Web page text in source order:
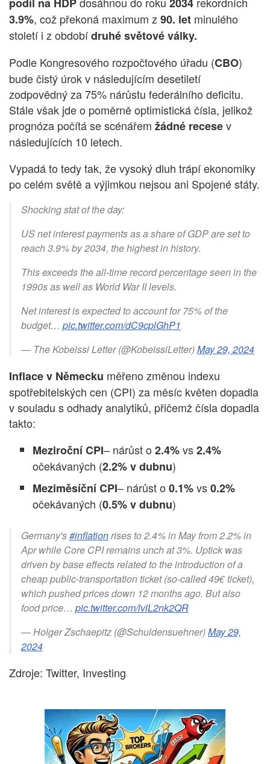
podíl na HDP 2034
3.9%, což překoná maximum z90. let minulého
století i z obdobídruhé světové války.
Podle Kongresového rozpočtového úřadu (CBO)
bude čistý úrok v následujícím desetiletí
zodpovědný za 75% nárůstu federálního deficitu.
Stále však jde o poměrně optimistická čísla, jelikož
prognóza počítá se scénářem žádné recesev
následujících 10 letech.
Vypadá to tedy tak, že vysoký dluh trápí ekonomiky
po celém světě a výjimkou nejsou ani Spojené státy.
Shocking stat of the day:
US net interest payments as a share of GDP are set to
reach 3.9% by 2034, the highest in history.
This exceeds the all-time record percentage seen in the
1990s as well as World War II levels.
Net interest is expected to account for 75% of the
budget… pic.twitter.com/dC9cplGhP1
— The Kobeissi Letter (@KobeissiLetter)May 29, 2024
Inflace v Německu měřeno změnou indexu
spotřebitelských cen (CPI) za měsíc květen dopadla
v souladu s odhady analytiků, přičemž čísla dopadla
takto:
Meziroční CPI– nárůst o 2.4%vs2.4%
očekávaných (2.2% v dubnu)
Meziměsíční CPI– nárůst o 0.1%vs0.2%
očekávaných (0.5% v dubnu)
Germany's#inflationrises to 2.4% in May from 2.2% in
Apr while Core CPI remains unch at 3%. Uptick was
driven by base effects related to the introduction of a
cheap public-transportation ticket (so-called 49€ ticket),
which pushed prices down 12 months ago. But also
food price… pic.twitter.com/lvlL2nk2QR
— Holger Zschaepitz (@Schuldensuehner)May 29,
2024
Zdroje: Twitter, Investing